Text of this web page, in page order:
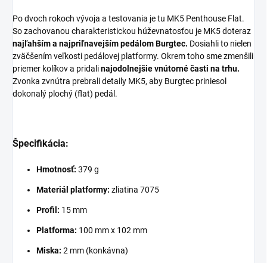
Po dvoch rokoch vývoja a testovania je tu MK5 Penthouse Flat.
So zachovanou charakteristickou húževnatosťou je MK5 doteraz
najľahším a najpriľnavejším pedálom Burgtec. Dosiahli to nielen
zväčšením veľkosti pedálovej platformy. Okrem toho sme zmenšili
priemer kolíkov a pridalinajodolnejšie vnútorné časti na trhu.
Zvonka zvnútra prebrali detaily MK5, aby Burgtec priniesol
dokonalý plochý (flat) pedál.
Špecifikácia:
Hmotnosť: 379 g
Materiál platformy: zliatina 7075
Profil: 15 mm
Platforma: 100 mm x 102 mm
Miska: 2 mm (konkávna)